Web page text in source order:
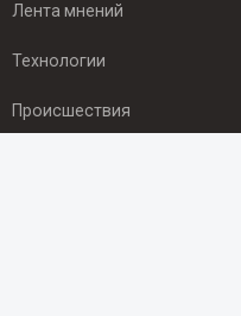
Лента мнений
Технологии
Происшествия